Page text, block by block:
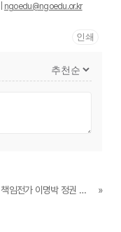
ngoedu@ngoedu.or.kr
인쇄
용산참사 살인정권 규탄, MB악법 저지, 경제파탄 책임전가 이명박 정권 심판 전국노동자대회
»